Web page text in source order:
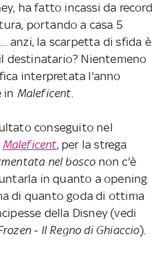
ha fatto incassi da record
portando a casa 5
anzi, la scarpetta di sfida è
destinatario? Nientemeno
interpretata l'anno
in Maleficent.
conseguito nel
Maleficent, per la strega
nel bosconon c'è
in quanto a opening
di quanto goda di ottima
della Disney (vedi
- Il Regno di Ghiaccio).